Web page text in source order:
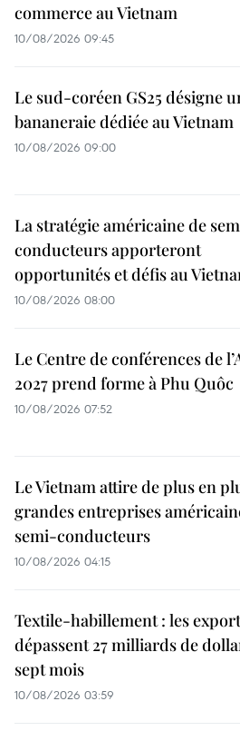
commerce au Vietnam
10/08/2026 09:45
Le sud-coréen GS25 désigne
bananeraie dédiée au Vietnam
10/08/2026 09:00
La stratégie américaine de
conducteurs apporteront
opportunités et défis au
10/08/2026 08:00
Le Centre de conférences de
2027 prend forme à Phu Quôc
10/08/2026 07:52
Le Vietnam attire de plus en
grandes entreprises
semi-conducteurs
10/08/2026 04:15
Textile-habillement : les
dépassent 27 milliards de
sept mois
10/08/2026 03:59